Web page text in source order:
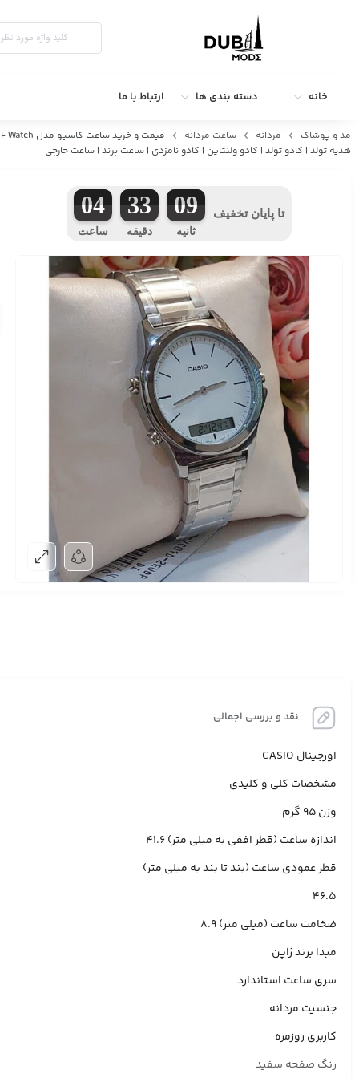
خانه دسته بندی ها ارتباط با ما
مد و پوشاک مردانه ساعت مردانه
هدیه تولد | کادو تولد | کادو ولنتاین | کادو نامزدی | ساعت برند | ساعت خارجی
04
ساعت
33
دقیقه
08
ثانیه
تا پایان تخفیف
نقد و بررسی اجمالی
اورجینال CASIO
مشخصات کلی و کلیدی
وزن 95 گرم
اندازه ساعت (قطر افقی به میلی متر) 41.6
قطر عمودی ساعت (بند تا بند به میلی متر)
46.5
ضخامت ساعت (میلی متر) 8.9
مبدا برند ژاپن
سری ساعت استاندارد
جنسیت مردانه
کاربری روزمره
رنگ صفحه سفید